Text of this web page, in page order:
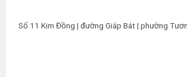
Số 11 Kim Đồng | đường Giáp Bát | phường